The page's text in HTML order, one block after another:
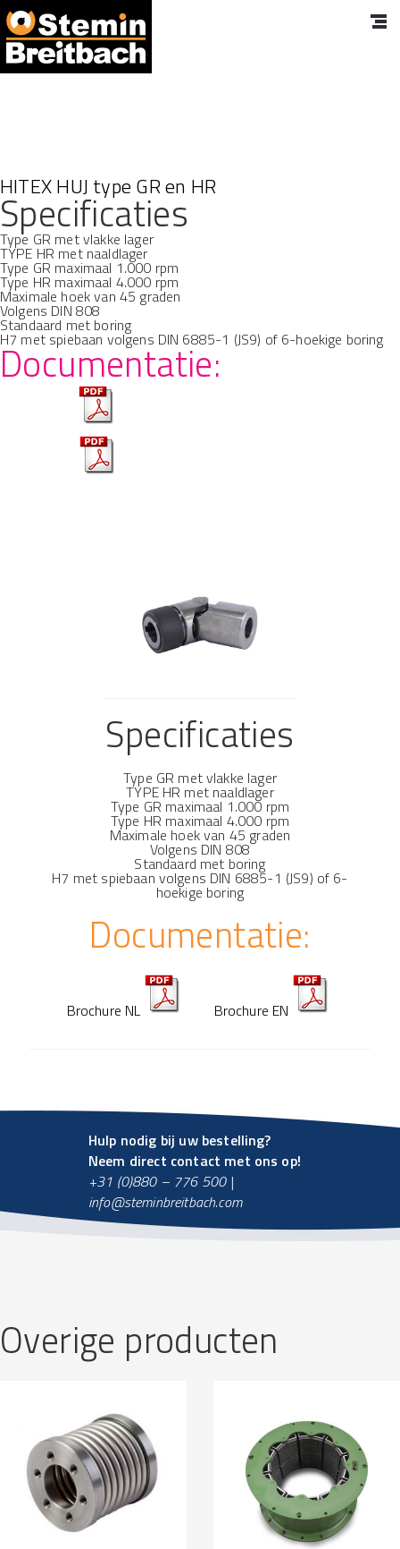
HITEX HUJ type GR en HR
Specificaties
Type GR met vlakke lager
TYPE HR met naaldlager
Type GR maximaal 1.000 rpm
Type HR maximaal 4.000 rpm
Maximale hoek van 45 graden
Volgens DIN 808
Standaard met boring
H7 met spiebaan volgens DIN 6885-1 (JS9) of 6-hoekige boring
Documentatie:
Specificaties
Type GR met vlakke lager
TYPE HR met naaldlager
Type GR maximaal 1.000 rpm
Type HR maximaal 4.000 rpm
Maximale hoek van 45 graden
Volgens DIN 808
Standaard met boring
H7 met spiebaan volgens DIN 6885-1 (JS9) of 6-
hoekige boring
Documentatie:
Brochure NL Brochure EN
Hulp nodig bij uw bestelling?
Neem direct contact met ons op!
+31 (0)880 – 776 500 |
info@steminbreitbach.com
Overige producten